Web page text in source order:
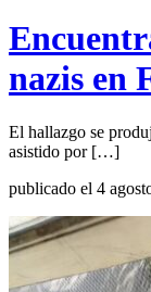
nazis en
El hallazgo se
asistido por […]
publicado el 4